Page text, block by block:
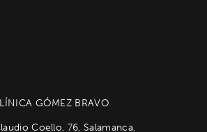
GÓMEZ BRAVO
Coello, 76, Salamanca,